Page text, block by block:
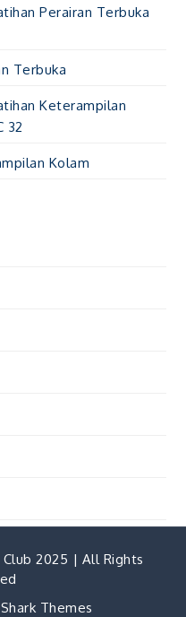
Perairan Terbuka
Terbuka
Keterampilan
32
Kolam
2025 | All Rights
Shark Themes